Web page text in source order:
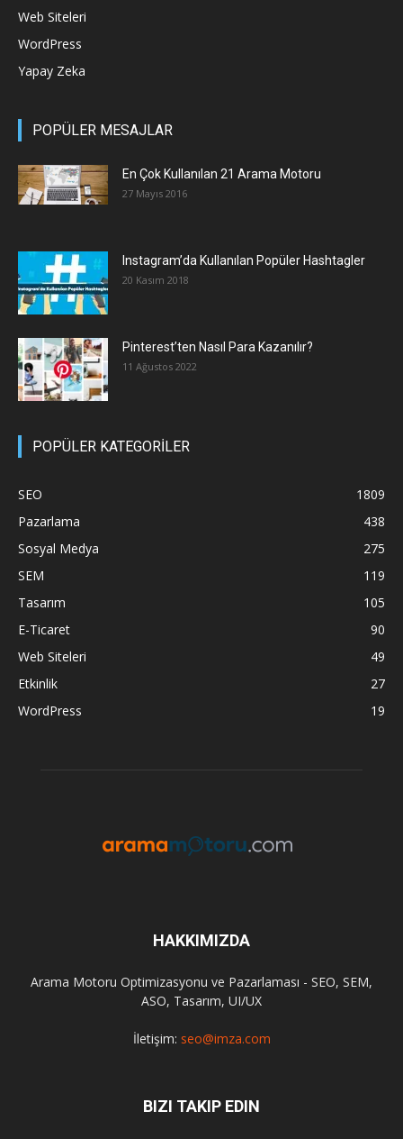
Web Siteleri
WordPress
Yapay Zeka
POPÜLER MESAJLAR
En Çok Kullanılan 21 Arama Motoru
27 Mayıs 2016
Instagram’da Kullanılan Popüler Hashtagler
20 Kasım 2018
Pinterest’ten Nasıl Para Kazanılır?
11 Ağustos 2022
POPÜLER KATEGORİLER
SEO
1809
Pazarlama
438
Sosyal Medya
275
SEM
119
Tasarım
105
E-Ticaret
90
Web Siteleri
49
Etkinlik
27
WordPress
19
HAKKIMIZDA
Arama Motoru Optimizasyonu ve Pazarlaması - SEO, SEM,
ASO, Tasarım, UI/UX
İletişim: seo@imza.com
BIZI TAKIP EDIN